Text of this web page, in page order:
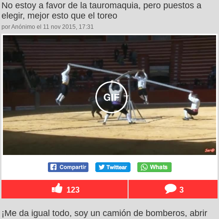
No estoy a favor de la tauromaquia, pero puestos a
elegir, mejor esto que el toreo
por Anónimo el 11 nov 2015, 17:31
123 3
¡Me da igual todo, soy un camión de bomberos, abrir